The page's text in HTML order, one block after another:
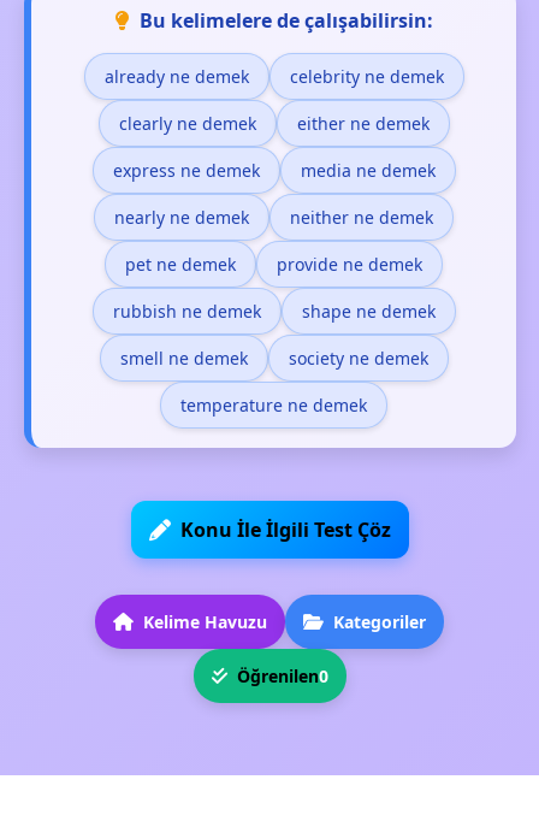
Bu kelimelere de çalışabilirsin:
already ne demek celebrity ne demek
clearly ne demek either ne demek
express ne demek media ne demek
nearly ne demek neither ne demek
pet ne demek provide ne demek
rubbish ne demek shape ne demek
smell ne demek society ne demek
temperature ne demek
Konu İle İlgili Test Çöz
Kelime Havuzu Kategoriler
Öğrenilen0